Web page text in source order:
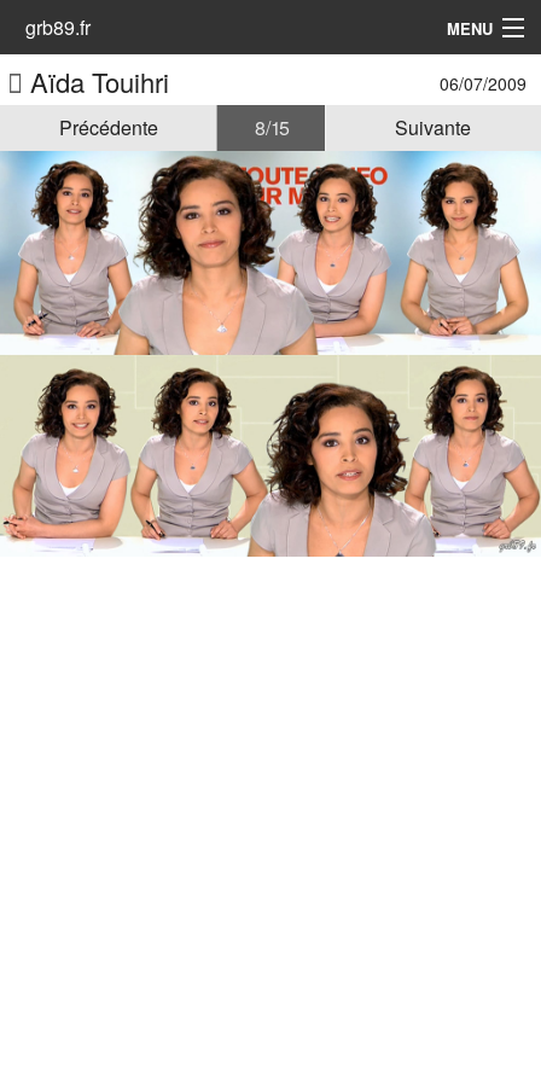
grb89.fr MENU
Accueil
Les Animatrices
Aïda Touihri 06/07/2009
Précédente 8 / 15 Suivante